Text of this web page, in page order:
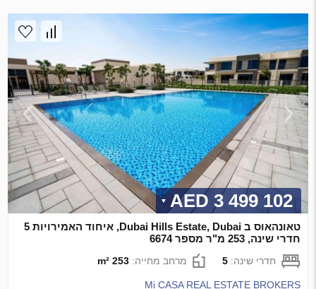
3 499 102 AED
טאונהאוס ב Dubai Hills Estate, Dubai, איחוד האמירויות 5
חדרי שינה, 253 מ"ר מספר 6674
חדרי שינה:5 מרחב מחייה:253 m²
Mi CASA REAL ESTATE BROKERS